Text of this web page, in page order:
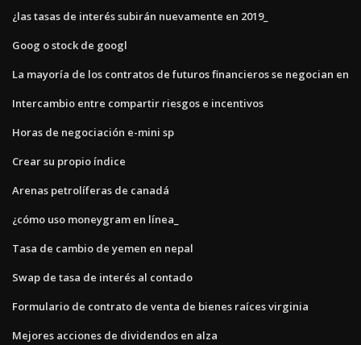
¿las tasas de interés subirán nuevamente en 2019_
Goog o stock de googl
La mayoría de los contratos de futuros financieros se negocian en
Intercambio entre compartir riesgos e incentivos
Horas de negociación e-mini sp
Crear su propio índice
Arenas petrolíferas de canadá
¿cómo uso moneygram en línea_
Tasa de cambio de yemen en nepal
Swap de tasa de interés al contado
Formulario de contrato de venta de bienes raíces virginia
Mejores acciones de dividendos en alza